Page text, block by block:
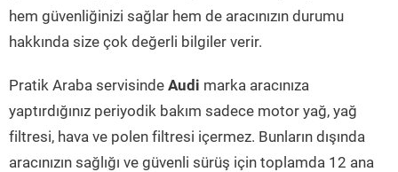
hem güvenliğinizi sağlar hem de aracınızın durumu
hakkında size çok değerli bilgiler verir.
Pratik Araba servisinde Audi marka aracınıza
yaptırdığınız periyodik bakım sadece motor yağ, yağ
filtresi, hava ve polen filtresi içermez. Bunların dışında
aracınızın sağlığı ve güvenli sürüş için toplamda 12 ana